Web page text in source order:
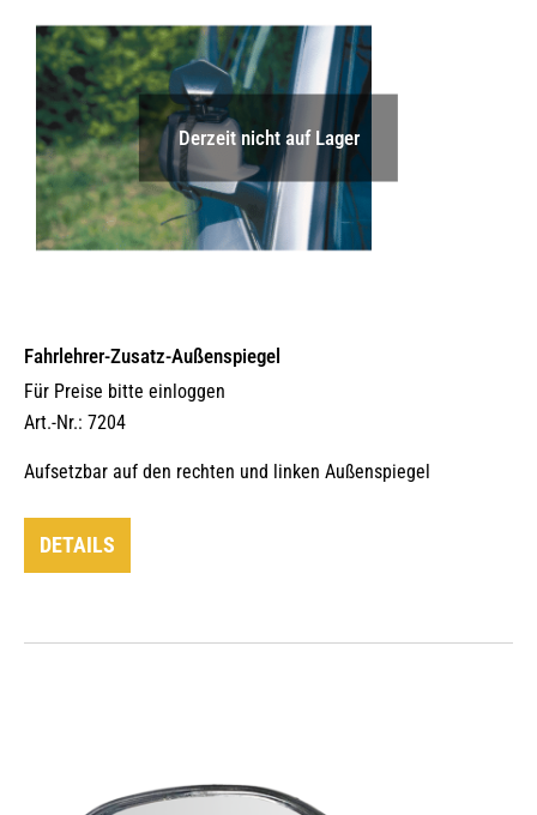
Derzeit nicht auf Lager
Fahrlehrer-Zusatz-Außen­spiegel
Für Preise bitte einloggen
Art.-Nr.: 7204
Aufsetzbar auf den rechten und linken Außenspiegel
DETAILS